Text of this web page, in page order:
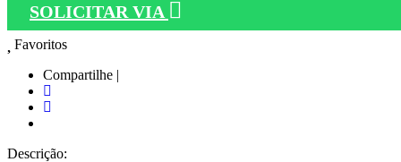
SOLICITAR VIA
Favoritos
Compartilhe |
Descrição: